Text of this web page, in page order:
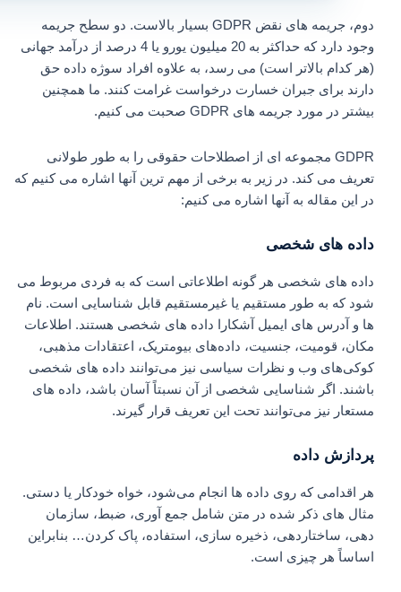
دوم، جریمه های نقض GDPR بسیار بالاست. دو سطح جریمه
وجود دارد که حداکثر به 20 میلیون یورو یا 4 درصد از درآمد جهانی
(هر کدام بالاتر است) می رسد، به علاوه افراد سوژه داده حق
دارند برای جبران خسارت درخواست غرامت کنند. ما همچنین
بیشتر در مورد جریمه های GDPR صحبت می کنیم.
GDPR مجموعه ای از اصطلاحات حقوقی را به طور طولانی
تعریف می کند. در زیر به برخی از مهم ترین آنها اشاره می کنیم که
در این مقاله به آنها اشاره می کنیم:
داده های شخصی
داده های شخصی هر گونه اطلاعاتی است که به فردی مربوط می
شود که به طور مستقیم یا غیرمستقیم قابل شناسایی است. نام
ها و آدرس های ایمیل آشکارا داده های شخصی هستند. اطلاعات
مکان، قومیت، جنسیت، داده‌های بیومتریک، اعتقادات مذهبی،
کوکی‌های وب و نظرات سیاسی نیز می‌توانند داده‌ های شخصی
باشند. اگر شناسایی شخصی از آن نسبتاً آسان باشد، داده‌ های
مستعار نیز می‌توانند تحت این تعریف قرار گیرند.
پردازش داده
هر اقدامی که روی داده‌ ها انجام می‌شود، خواه خودکار یا دستی.
مثال‌ های ذکر شده در متن شامل جمع‌ آوری، ضبط، سازمان‌
دهی، ساختاردهی، ذخیره‌ سازی، استفاده، پاک کردن… بنابراین
اساساً هر چیزی است.